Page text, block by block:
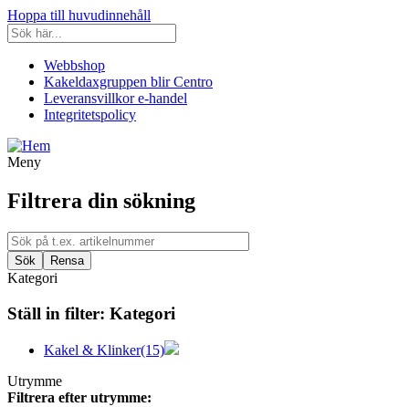
Hoppa till huvudinnehåll
Webbshop
Kakeldaxgruppen blir Centro
Leveransvillkor e-handel
Integritetspolicy
Meny
Filtrera din sökning
Kategori
Ställ in filter: Kategori
Kakel & Klinker(15)
Utrymme
Filtrera efter utrymme: